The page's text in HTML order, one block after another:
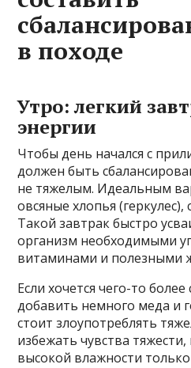
в походе
Утро: легкий
энергии
Чтобы день начался с
должен быть
не тяжелым. Идеальным
овсяные хлопья
Такой завтрак быстро
организм необходимыми
витаминами и полезными
Если хочется чего-то
добавить немного меда и
стоит злоупотреблять
избежать чувства
высокой влажности только